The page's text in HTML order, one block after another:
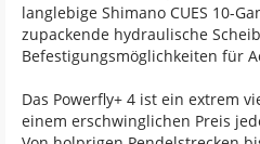
langlebige Shimano CUES 10-
zupackende hydraulische
Befestigungsmöglichkeiten für
Das Powerfly+ 4 ist ein extrem
einem erschwinglichen Preis